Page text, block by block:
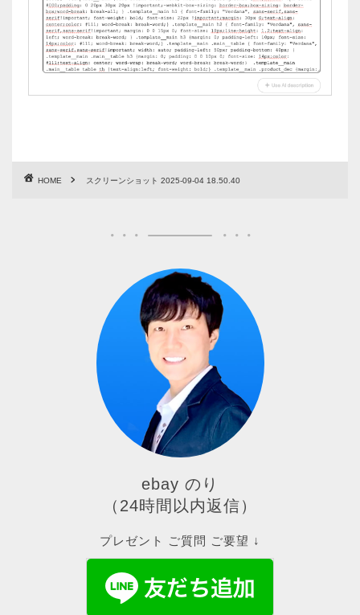
HOME スクリーンショット 2025-09-04 18.50.40
ebay のり
（24時間以内返信）
プレゼント ご質問 ご要望 ↓